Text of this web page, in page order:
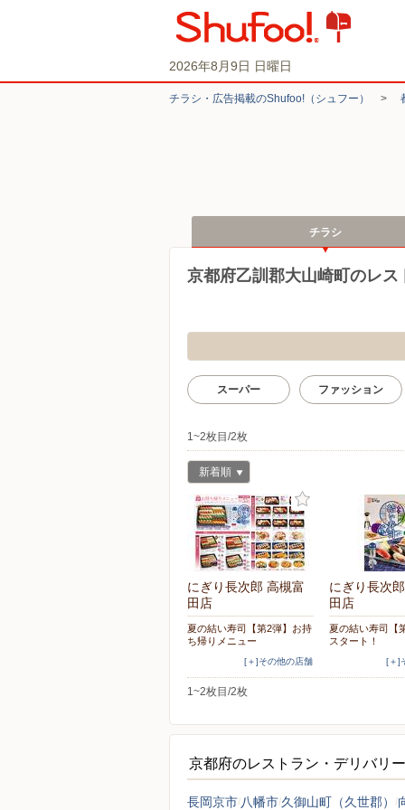
2026年8月9日 日曜日
チラシ・​広告掲載の​Shufoo!​（シュフー） >
チラシ
京都府乙訓郡大山崎町のレ
スーパー ファッション
1~2枚目/2枚
新着順
にぎり長次郎 高槻富
田店
夏の結い寿司【第2弾】お持
ち帰りメニュー
[＋]その他の店舗
にぎり長次
田店
夏の結い寿司【
スタート！
[＋]
1~2枚目/2枚
京都府のレストラン・デリバリ
長岡京市 八幡市 久御山町（久世郡）